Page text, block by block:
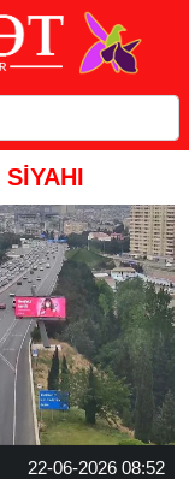
SİYAHI
22-06-2026 08:52